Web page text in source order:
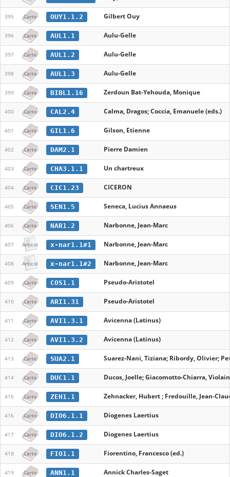
395 Carte OUY1.1.2 Gilbert Ouy
396 Carte AUL1.1 Aulu-Gelle
397 Carte AUL1.2 Aulu-Gelle
398 Carte AUL1.3 Aulu-Gelle
399 Carte BIBL1.16 Zerdoun Bat-Yehouda, Monique
400 Carte CAL2.4 Calma, Dragos; Coccia, Emanuele (eds.)
401 Carte GIL1.6 Gilson, Etienne
402 Carte DAM2.1 Pierre Damien
403 Carte CHA3.1.1 Un chartreux
404 Carte CIC1.23 CICERON
405 Carte SEN1.5 Seneca, Lucius Annaeus
406 Carte NAR1.2 Narbonne, Jean-Marc
407 Articol x-nar1.1#1 Narbonne, Jean-Marc
408 Articol x-nar1.1#2 Narbonne, Jean-Marc
409 Carte COS1.1 Pseudo-Aristotel
410 Carte ARI1.31 Pseudo-Aristotel
411 Carte AVI1.3.1 Avicenna (Latinus)
412 Carte AVI1.3.2 Avicenna (Latinus)
413 Carte SUA2.1 Suarez-Nani, Tiziana; Ribordy, Olivier;
414 Carte DUC1.1 Ducos, Joelle; Giacomotto-Chiarra,
415 Carte ZEH1.1 Zehnacker, Hubert ; Fredouille, Jean-
416 Carte DIO6.1.1 Diogenes Laertius
417 Carte DIO6.1.2 Diogenes Laertius
418 Carte FIO1.1 Fiorentino, Francesco (ed.)
419 Carte ANN1.1 Annick Charles-Saget